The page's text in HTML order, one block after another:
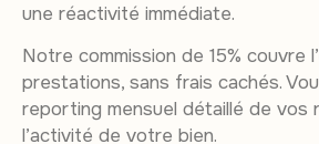
une réactivité immédiate.
Notre commission de 15% couvre
prestations, sans frais cachés.
reporting mensuel détaillé de vos
l’activité de votre bien.